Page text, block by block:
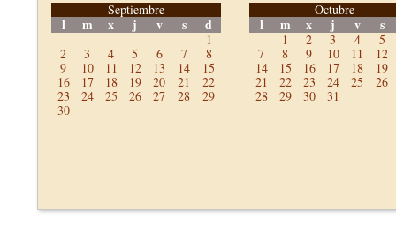
Septiembre
l m x j v s d
1
2
3 4 5 6 7
8
9
10 11 12 13 14
15
16
17 18 19 20 21
22
23
24 25 26 27 28
29
30
Octubre
l m x j v s
1 2 3 4
5
7
8 9 10 11
12
14
15 16 17 18
19
21
22 23 24 25
26
28
29 30 31